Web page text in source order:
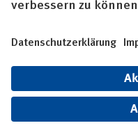
Impressum
Erklärung zur
© BG Kliniken –